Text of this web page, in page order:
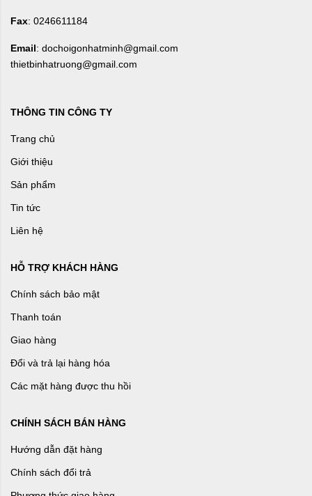
Fax: 0246611184
Email: dochoigonhatminh@gmail.com
thietbinhatruong@gmail.com
THÔNG TIN CÔNG TY
Trang chủ
Giới thiệu
Sản phẩm
Tin tức
Liên hệ
HỖ TRỢ KHÁCH HÀNG
Chính sách bảo mật
Thanh toán
Giao hàng
Đổi và trả lại hàng hóa
Các mặt hàng được thu hồi
CHÍNH SÁCH BÁN HÀNG
Hướng dẫn đặt hàng
Chính sách đổi trả